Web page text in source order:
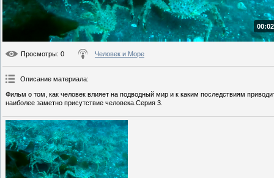
Просмотры: 0 Человек и Море
Описание материала:
Фильм о том, как человек влияет на подводный мир и к каким последствиям
наиболее заметно присутствие человека.Серия 3.